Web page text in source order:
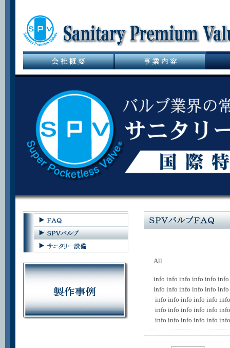
All
info info info info info info
info info info info info info
info info info info info info
info info info info info info
info info info info info info